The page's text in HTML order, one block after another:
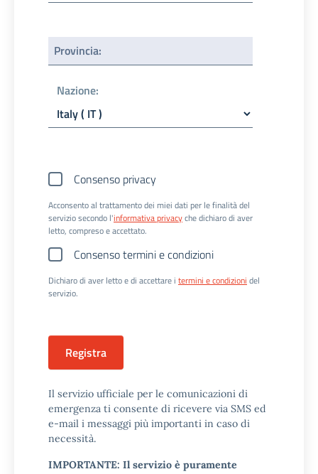
Provincia:
Nazione:
Consenso privacy
Acconsento al trattamento dei miei dati per le finalità del
servizio secondo l'informativa privacyche dichiaro di aver
letto, compreso e accettato.
Consenso termini e condizioni
Dichiaro di aver letto e di accettare i termini e condizioni del
servizio.
Registra
Il servizio ufficiale per le comunicazioni di
emergenza ti consente di ricevere via SMS ed
e-mail i messaggi più importanti in caso di
necessità.
IMPORTANTE: Il servizio è puramente